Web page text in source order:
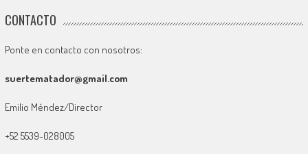
CONTACTO
Ponte en contacto con nosotros:
suertematador@gmail.com
Emilio Méndez/Director
+52 5539-028005